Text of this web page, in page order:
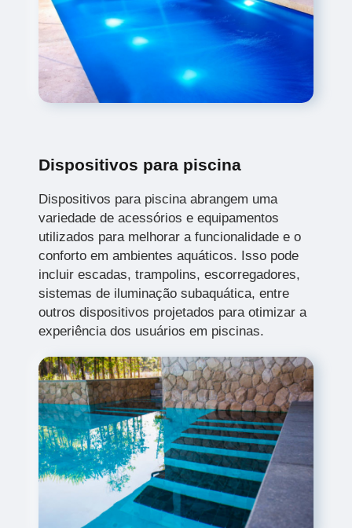
Dispositivos para piscina
Dispositivos para piscina abrangem uma
variedade de acessórios e equipamentos
utilizados para melhorar a funcionalidade e o
conforto em ambientes aquáticos. Isso pode
incluir escadas, trampolins, escorregadores,
sistemas de iluminação subaquática, entre
outros dispositivos projetados para otimizar a
experiência dos usuários em piscinas.